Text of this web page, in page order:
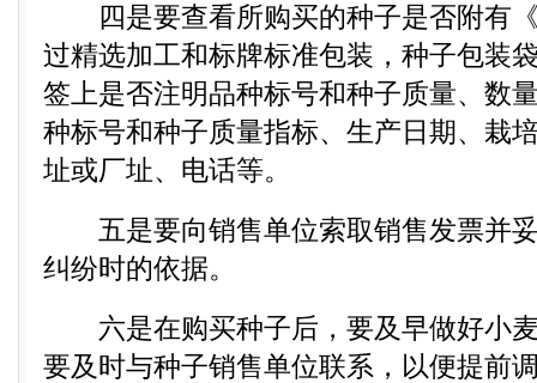
四是要查看所购买的种子是否附有《
过精选加工和标牌标准包装，种子包装
签上是否注明品种标号和种子质量、数
种标号和种子质量指标、生产日期、栽
址或厂址、电话等。
五是要向销售单位索取销售发票并妥
纠纷时的依据。
六是在购买种子后，要及早做好小麦
要及时与种子销售单位联系，以便提前